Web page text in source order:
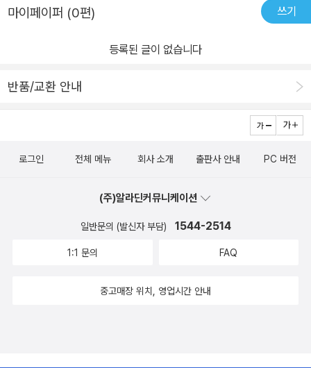
용어에 익숙해지는게 우선!어려운 역사 개념을 콕 짚어 주는바로, 《초
른 시대별 주제로용어를 한자의 뜻과 음으로 설명해 주고,‘한 걸음 더‘
상기시키며 복습효과까지아! 친절하다 친절해.그동안 대충만 알고 있
한 장 공부해 보기로 해요.하루 5분 《초등 한국사 용어 일력 365》로
마이페이퍼 (0편) 쓰기
등록된 글이 없습니다
반품/교환 안내
로그인 전체 메뉴 회사 소개 출판사 안내 PC 버전
(주)알라딘커뮤니케이션
일반문의 (발신자 부담) 1544-2514
1:1 문의 FAQ
중고매장 위치, 영업시간 안내